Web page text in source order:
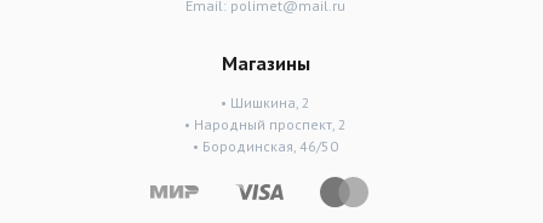
Email: polimet@mail.ru
Магазины
• Шишкина, 2
• Народный проспект, 2
• Бородинская, 46/50